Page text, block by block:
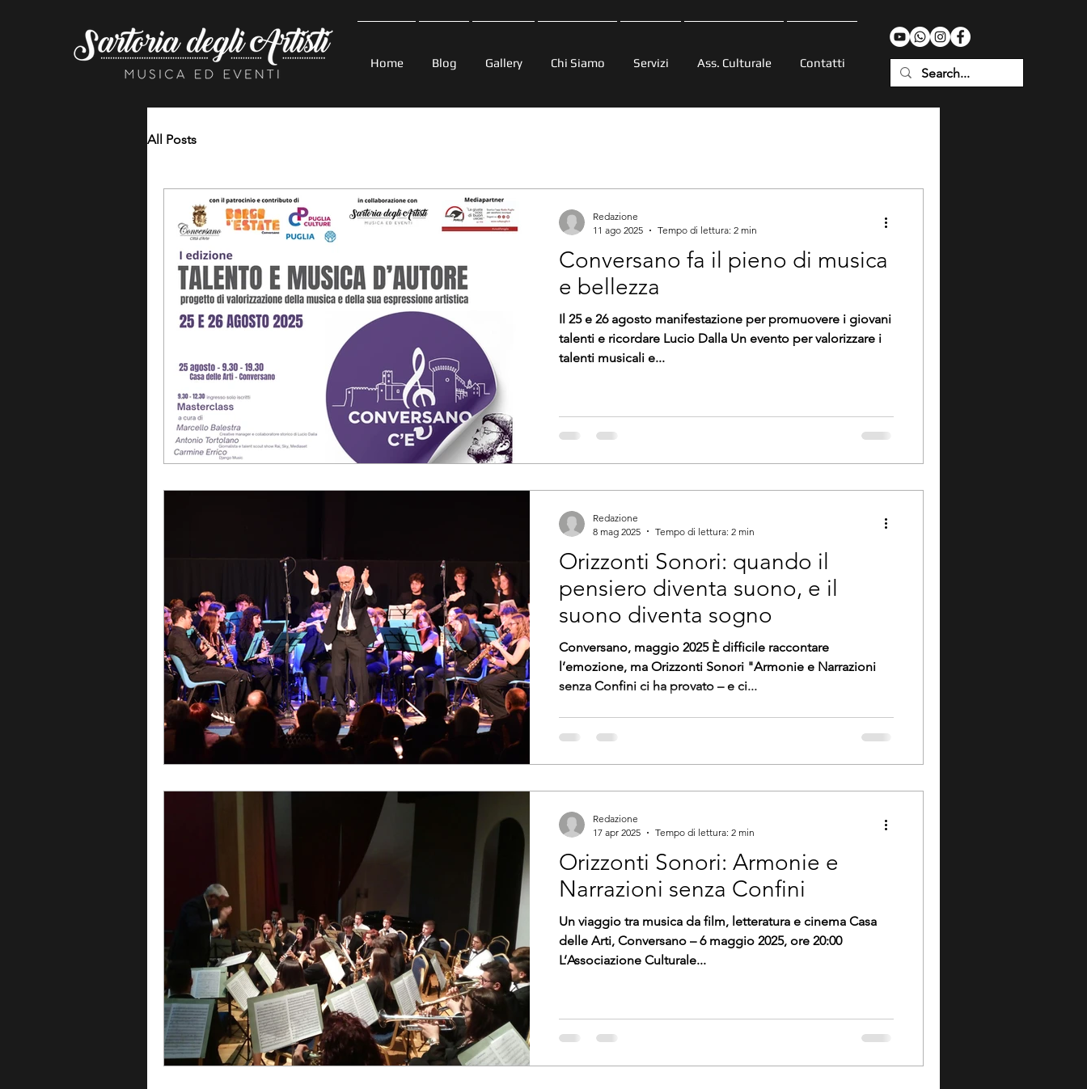
Home Blog Gallery Chi Siamo Servizi Ass. Culturale Contatti
All Posts
Conversano fa il pieno di musica
e bellezza
Il 25 e 26 agosto manifestazione per promuovere i giovani
talenti e ricordare Lucio Dalla Un evento per valorizzare i
talenti musicali e...
Redazione
11 ago 2025
Tempo di lettura: 2 min
Orizzonti Sonori: quando il
pensiero diventa suono, e il
suono diventa sogno
Conversano, maggio 2025 È difficile raccontare
l’emozione, ma Orizzonti Sonori "Armonie e Narrazioni
senza Confini ci ha provato – e ci...
Redazione
8 mag 2025
Tempo di lettura: 2 min
Orizzonti Sonori: Armonie e
Narrazioni senza Confini
Un viaggio tra musica da film, letteratura e cinema Casa
delle Arti, Conversano – 6 maggio 2025, ore 20:00
L’Associazione Culturale...
Redazione
17 apr 2025
Tempo di lettura: 2 min